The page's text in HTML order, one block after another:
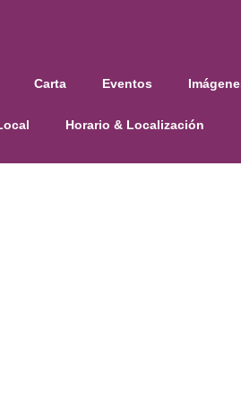
Carta Eventos
Horario & Localización